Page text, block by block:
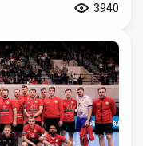
3940